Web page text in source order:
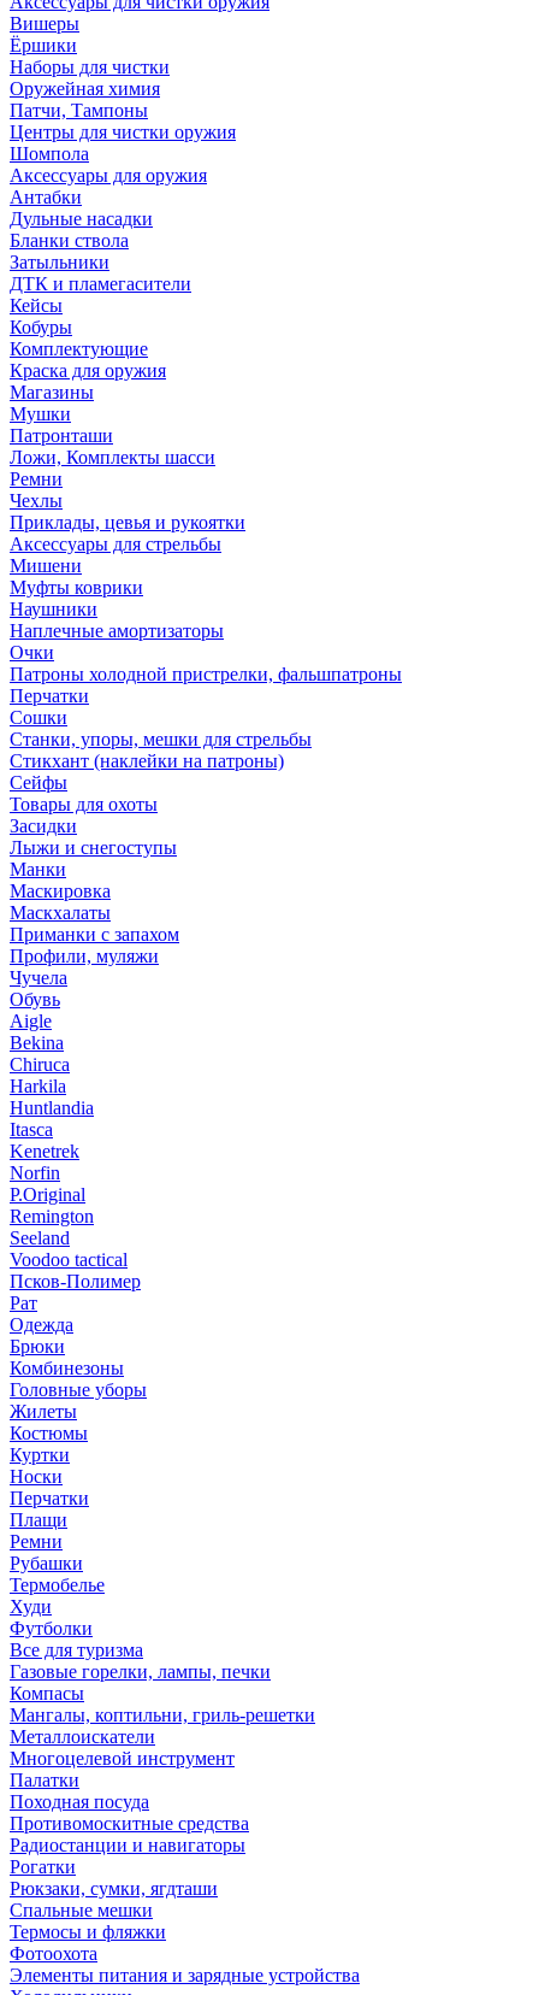
Вишеры
Ёршики
Наборы для чистки
Оружейная химия
Патчи, Тампоны
Центры для чистки оружия
Шомпола
Аксессуары для оружия
Антабки
Дульные насадки
Бланки ствола
Затыльники
ДТК и пламегасители
Кейсы
Кобуры
Комплектующие
Краска для оружия
Магазины
Мушки
Патронташи
Ложи, Комплекты шасси
Ремни
Чехлы
Приклады, цевья и рукоятки
Аксессуары для стрельбы
Мишени
Муфты коврики
Наушники
Наплечные амортизаторы
Очки
Патроны холодной пристрелки, фальшпатроны
Перчатки
Сошки
Станки, упоры, мешки для стрельбы
Стикхант (наклейки на патроны)
Сейфы
Товары для охоты
Засидки
Лыжи и снегоступы
Манки
Маскировка
Маскхалаты
Приманки с запахом
Профили, муляжи
Чучела
Обувь
Aigle
Bekina
Chiruсa
Harkila
Huntlandia
Itasca
Kenetrek
Norfin
P.Original
Remington
Seeland
Voodoo tactical
Псков-Полимер
Рат
Одежда
Брюки
Комбинезоны
Головные уборы
Жилеты
Костюмы
Куртки
Носки
Перчатки
Плащи
Ремни
Рубашки
Термобелье
Худи
Футболки
Все для туризма
Газовые горелки, лампы, печки
Компасы
Мангалы, коптильни, гриль-решетки
Металлоискатели
Многоцелевой инструмент
Палатки
Походная посуда
Противомоскитные средства
Радиостанции и навигаторы
Рогатки
Рюкзаки, сумки, ягдташи
Спальные мешки
Термосы и фляжки
Фотоохота
Элементы питания и зарядные устройства